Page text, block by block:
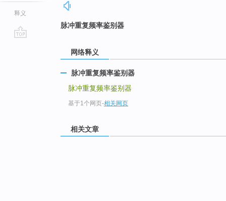
释义
脉冲重复频率鉴别器
网络释义
脉冲重复频率鉴别器
脉冲重复频率鉴别器
基于1个网页-相关网页
相关文章